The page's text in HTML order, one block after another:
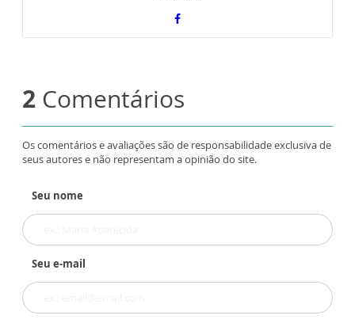
2 Comentários
Os comentários e avaliações são de responsabilidade exclusiva de
seus autores e não representam a opinião do site.
Seu nome
Seu e-mail